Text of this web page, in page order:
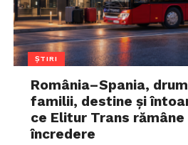
ȘTIRI
România–Spania,
familii, destine și
ce Elitur Trans
încredere